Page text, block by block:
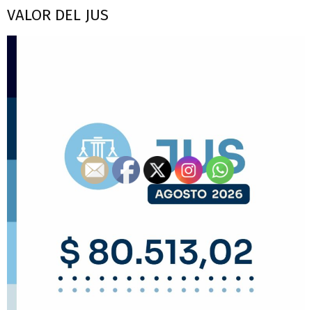
VALOR DEL JUS